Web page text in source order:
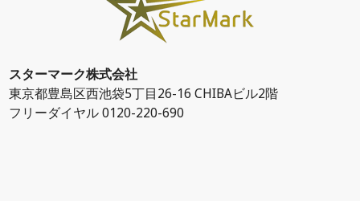
スターマーク株式会社
東京都豊島区西池袋5丁目26-16 CHIBAビル2階
フリーダイヤル 0120-220-690